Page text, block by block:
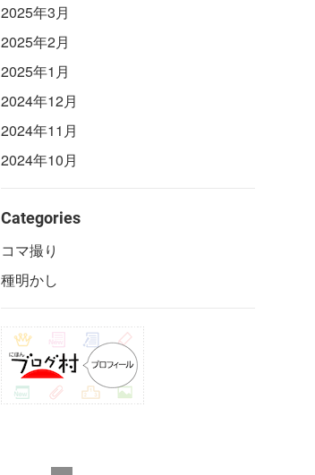
2025年3月
2025年2月
2025年1月
2024年12月
2024年11月
2024年10月
Categories
コマ撮り
種明かし